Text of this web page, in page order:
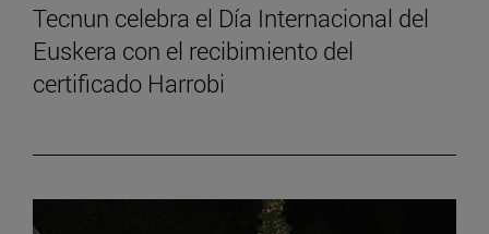
Tecnun celebra el Día Internacional del
Euskera con el recibimiento del
certificado Harrobi